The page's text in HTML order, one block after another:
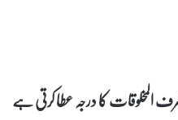
المخلوقات کا درجہ عطا کرتی ہے